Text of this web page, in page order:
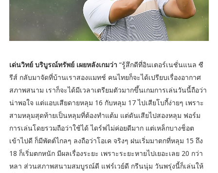
เด่นวิทย์ บริบูรณ์ทรัพย์ เผยหลังเกมว่า “รู้สึกดีที่อินเตอร์เนชั่นแนล ซี
รีส์ กลับมาจัดที่บ้านเราสองแมทช์ คนไทยก็จะได้เปรียบเรื่องอากาศ
สภาพสนาม เราก็จะได้มีเวลาเตรียมตัวมากขึ้นเกมการเล่นวันนี้ถือว่า
น่าพอใจ แต่แอบเสียดายหลุม 16 กับหลุม 17 ไปเสียโบกี้ง่ายๆ เพราะ
สามหลุมสุดท้ายเป็นหลุมที่ต้องทำแต้ม แต่ดันเสียไปสองหลุม ฟอร์ม
การเล่นโดยรวมถือว่าใช้ได้ ไดร์ฟไม่ค่อยดีมาก แต่เหล็กบางช็อต
เข้าไปดี ก็มีพัตต์ไกลๆ ลงถือว่าโอเค จริงๆ ฝนเริ่มมาตกที่หลุม 15 ถึง
18 ก็เริ่มตกหนัก มีผลเรื่องระยะ เพราะระยะหายไปเยอะเลย 20 กว่า
หลา ส่วนสภาพสนามสมบูรณ์ดี แฟร์เวย์ดี กรีนนุ่ม วันพรุ่งนี้ก็เล่นให้